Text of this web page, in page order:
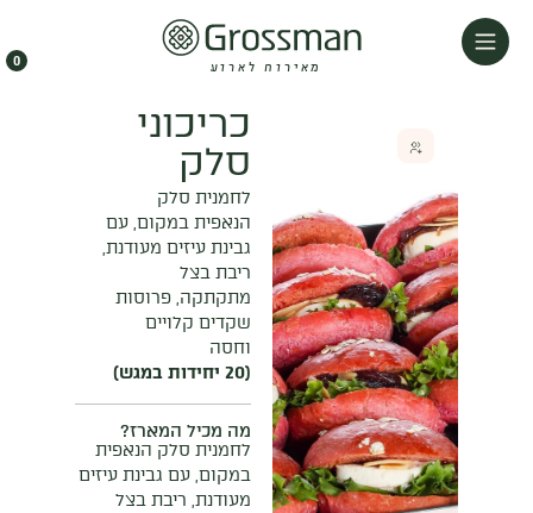
מאירוח לארוע 0
כריכוני
סלק
לחמנית סלק
הנאפית במקום, עם
גבינת עיזים מעודנת,
ריבת בצל
מתקתקה, פרוסות
שקדים קלויים
וחסה
מה מכיל המארז?
לחמנית סלק הנאפית
במקום, עם גבינת עיזים
מעודנת, ריבת בצל